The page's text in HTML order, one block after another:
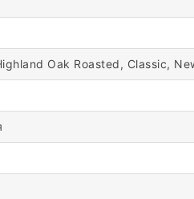
Oak Roasted, Classic,